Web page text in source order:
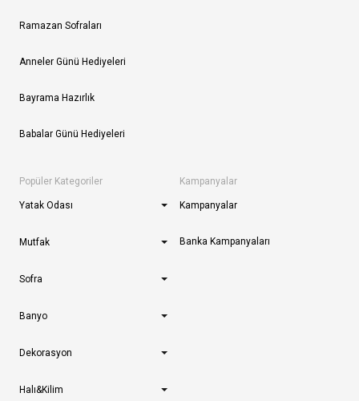
Ramazan Sofraları
Anneler Günü Hediyeleri
Bayrama Hazırlık
Babalar Günü Hediyeleri
Popüler Kategoriler
Yatak Odası
Mutfak
Sofra
Banyo
Dekorasyon
Halı&Kilim
Kampanyalar
Kampanyalar
Banka Kampanyaları